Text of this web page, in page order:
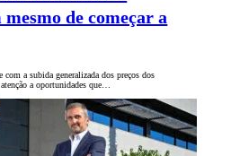
de começar a
com a subida generalizada dos preços dos
a oportunidades que…